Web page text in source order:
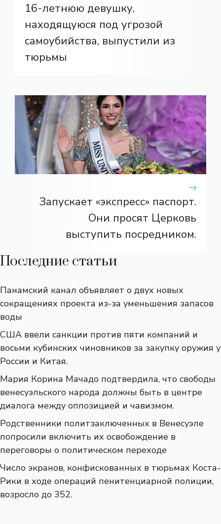
16-летнюю девушку,
находящуюся под угрозой
самоубийства, выпустили из
тюрьмы
Запускает «экспресс» паспорт.
Они просят Церковь
выступить посредником.
Последние статьи
Панамский канал объявляет о двух новых
сокращениях проекта из-за уменьшения запасов
воды
США ввели санкции против пяти компаний и
восьми кубинских чиновников за закупку оружия у
России и Китая.
Мария Корина Мачадо подтвердила, что свободы
венесуэльского народа должны быть в центре
диалога между оппозицией и чавизмом.
Родственники политзаключенных в Венесуэле
попросили включить их освобождение в
переговоры о политическом переходе
Число экранов, конфискованных в тюрьмах Коста-
Рики в ходе операций пенитенциарной полиции,
возросло до 352.